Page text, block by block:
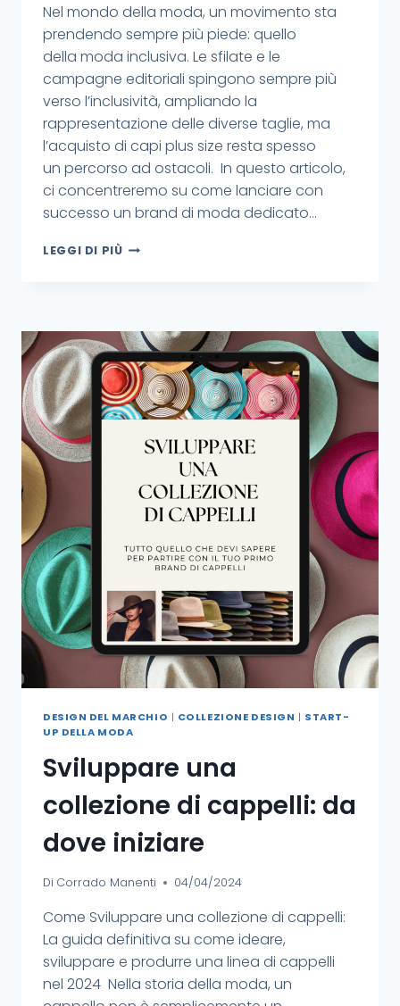
Nel mondo della moda, un movimento sta
prendendo sempre più piede: quello
della moda inclusiva. Le sfilate e le
campagne editoriali spingono sempre più
verso l’inclusività, ampliando la
rappresentazione delle diverse taglie, ma
l’acquisto di capi plus size resta spesso
un percorso ad ostacoli. In questo articolo,
ci concentreremo su come lanciare con
successo un brand di moda dedicato…
LEGGI DI PIÙ
DESIGN DEL MARCHIO | COLLEZIONE DESIGN | START-
UP DELLA MODA
Sviluppare una
collezione di cappelli: da
dove iniziare
Di Corrado Manenti 04/04/2024
Come Sviluppare una collezione di cappelli:
La guida definitiva su come ideare,
sviluppare e produrre una linea di cappelli
nel 2024 Nella storia della moda, un